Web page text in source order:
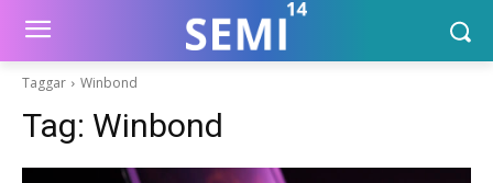
Taggar Winbond
Tag: Winbond